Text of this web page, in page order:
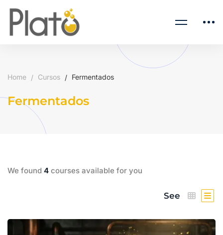
Home Cursos Fermentados
Fermentados
We found 4 courses available for you
See